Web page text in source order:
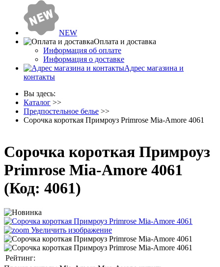
NEW
Оплата и доставка
Информация об оплате
Информация о доставке
Адрес магазина и
контакты
Вы здесь:
Каталог >>
Предпостельное белье >>
Сорочка короткая Примроуз Primrose Mia-Amore 4061
Сорочка короткая Примроуз
Primrose Mia-Amore 4061
(Код: 4061)
Увеличить изображение
Рейтинг: